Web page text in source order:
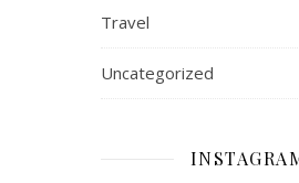
Travel
Uncategorized